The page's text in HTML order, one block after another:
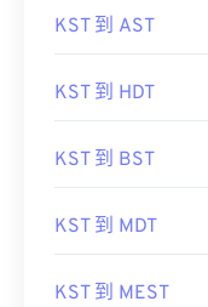
KST 到 AST
KST 到 HDT
KST 到 BST
KST 到 MDT
KST 到 MEST